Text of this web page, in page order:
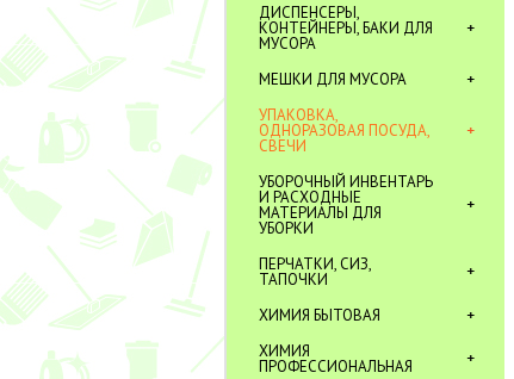
ДИСПЕНСЕРЫ,
КОНТЕЙНЕРЫ, БАКИ ДЛЯ
МУСОРА
МЕШКИ ДЛЯ МУСОРА
УПАКОВКА,
ОДНОРАЗОВАЯ ПОСУДА,
СВЕЧИ
УБОРОЧНЫЙ ИНВЕНТАРЬ
И РАСХОДНЫЕ
МАТЕРИАЛЫ ДЛЯ
УБОРКИ
ПЕРЧАТКИ, СИЗ,
ТАПОЧКИ
ХИМИЯ БЫТОВАЯ
ХИМИЯ
ПРОФЕССИОНАЛЬНАЯ